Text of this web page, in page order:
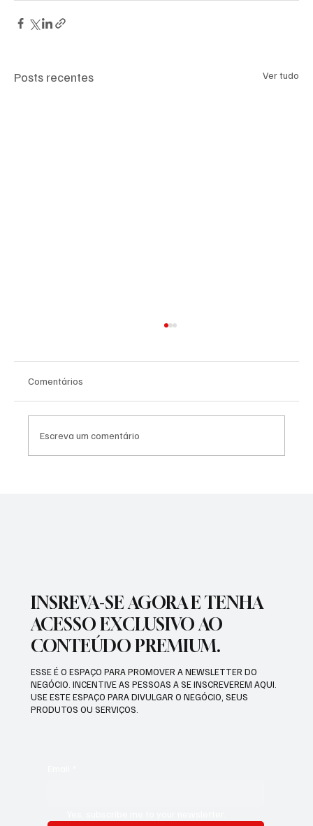
Posts recentes Ver tudo
Comentários
Escreva um comentário
INSREVA-SE AGORA E TENHA
ACESSO EXCLUSIVO AO
CONTEÚDO PREMIUM.
ESSE É O ESPAÇO PARA PROMOVER A NEWSLETTER DO
NEGÓCIO. INCENTIVE AS PESSOAS A SE INSCREVEREM AQUI.
USE ESTE ESPAÇO PARA DIVULGAR O NEGÓCIO, SEUS
PRODUTOS OU SERVIÇOS.